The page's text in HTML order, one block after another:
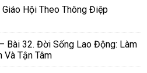
Giáo Hội Theo Thông Điệp
Bài 32. Đời Sống Lao Động: Làm
Và Tận Tâm